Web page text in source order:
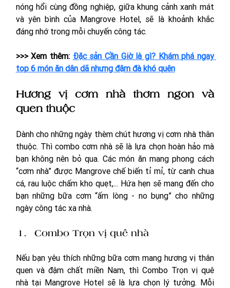
nóng hổi cùng đồng nghiệp, giữa khung cảnh xanh mát
và yên bình của Mangrove Hotel, sẽ là khoảnh khắc
đáng nhớ trong mỗi chuyến công tác.
>>> Xem thêm: Đặc sản Cần Giờ là gì? Khám phá ngay
top 6 món ăn dân dã nhưng đậm đà khó quên
Hương vị cơm nhà thơm ngon và
quen thuộc
Dành cho những ngày thèm chút hương vị cơm nhà thân
thuộc. Thì combo cơm nhà sẽ là lựa chọn hoàn hảo mà
bạn không nên bỏ qua. Các món ăn mang phong cách
“cơm nhà” được Mangrove chế biến tỉ mỉ, từ canh chua
cá, rau luộc chấm kho quẹt,... Hứa hẹn sẽ mang đến cho
bạn những bữa cơm “ấm lòng - no bụng” cho những
ngày công tác xa nhà.
Combo Trọn vị quê nhà
Nếu bạn yêu thích những bữa cơm mang hương vị thân
quen và đậm chất miền Nam, thì Combo Trọn vị quê
nhà tại Mangrove Hotel sẽ là lựa chọn lý tưởng. Mỗi